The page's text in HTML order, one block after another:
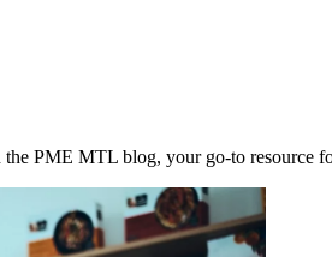
PME MTL blog, your go-to resource